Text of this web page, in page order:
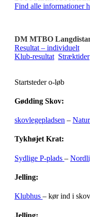
Find alle informationer
DM MTBO
Resultat – individuelt
Klub-resultat Stræktider
Startsteder o-løb
Gødding Skov:
skovlegepladsen –
Tykhøjet Krat:
Sydlige P-plads –
Jelling:
Klubhus – kør ind i
Jelling: